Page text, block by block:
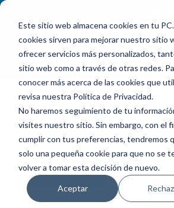
Este sitio web almacena cookies en tu
cookies sirven para mejorar nuestro sitio
ofrecer servicios más personalizados,
sitio web como a través de otras redes.
conocer más acerca de las cookies que
revisa nuestra Política de Privacidad.
No haremos seguimiento de tu
visites nuestro sitio. Sin embargo, con el
cumplir con tus preferencias, tendremos
solo una pequeña cookie para que no se
volver a tomar esta decisión de nuevo.
Aceptar
ES +34 924 524 001
Podcast